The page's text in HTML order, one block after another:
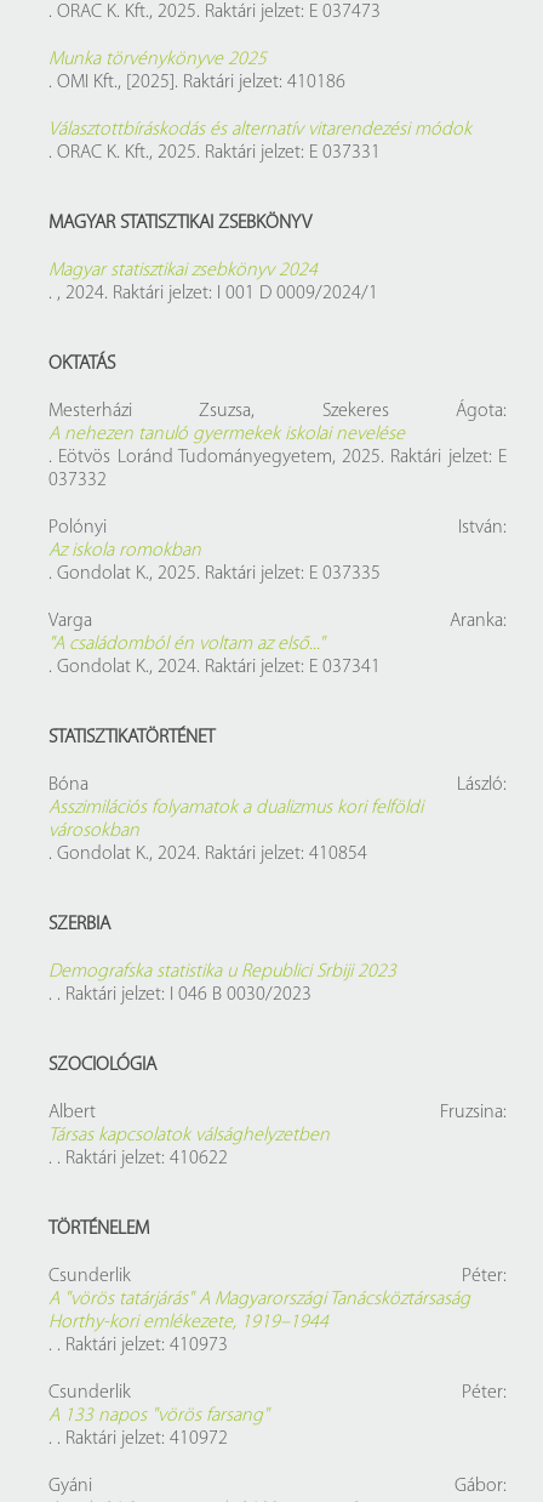
. ORAC K. Kft., 2025. Raktári jelzet: E 037473
Munka törvénykönyve 2025
. OMI Kft., [2025]. Raktári jelzet: 410186
Választottbíráskodás és alternatív vitarendezési módok
. ORAC K. Kft., 2025. Raktári jelzet: E 037331
MAGYAR STATISZTIKAI ZSEBKÖNYV
Magyar statisztikai zsebkönyv 2024
. , 2024. Raktári jelzet: I 001 D 0009/2024/1
OKTATÁS
Mesterházi Zsuzsa, Szekeres Ágota:
A nehezen tanuló gyermekek iskolai nevelése
. Eötvös Loránd Tudományegyetem, 2025. Raktári jelzet: E
037332
Polónyi István:
Az iskola romokban
. Gondolat K., 2025. Raktári jelzet: E 037335
Varga Aranka:
"A családomból én voltam az első..."
. Gondolat K., 2024. Raktári jelzet: E 037341
STATISZTIKATÖRTÉNET
Bóna László:
Asszimilációs folyamatok a dualizmus kori felföldi
városokban
. Gondolat K., 2024. Raktári jelzet: 410854
SZERBIA
Demografska statistika u Republici Srbiji 2023
. . Raktári jelzet: I 046 B 0030/2023
SZOCIOLÓGIA
Albert Fruzsina:
Társas kapcsolatok válsághelyzetben
. . Raktári jelzet: 410622
TÖRTÉNELEM
Csunderlik Péter:
A "vörös tatárjárás" A Magyarországi Tanácsköztársaság
Horthy-kori emlékezete, 1919–1944
. . Raktári jelzet: 410973
Csunderlik Péter:
A 133 napos "vörös farsang"
. . Raktári jelzet: 410972
Gyáni Gábor: